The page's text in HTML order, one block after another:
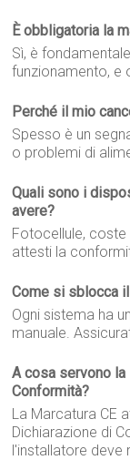
È obbligatoria la
Sì, è
funzionamento, e
Perché il mio
Spesso è un
o problemi di
Quali sono i
avere?
Fotocellule, coste
attesti la
Come si sblocca
Ogni sistema ha
manuale.
A cosa servono la
Conformità?
La Marcatura CE
Dichiarazione di
l'installatore deve